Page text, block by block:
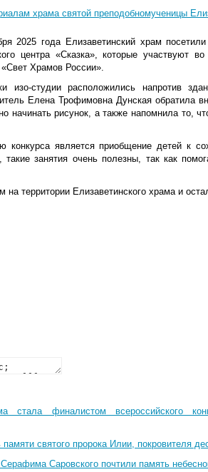
храма святой преподобномученицы
2025 года Елизаветинский храм
центра «Сказка», которые участвуют
Храмов России».
изо-студии расположились напротив
Елена Трофимовна Дунская обратила
начинать рисунок, а также напомнила то,
является приобщение детей к
занятия очень полезны, так как
территории Елизаветинского храма и
стала финалистом всероссийского
святого пророка Илии, покровителя
Саровского почтили память